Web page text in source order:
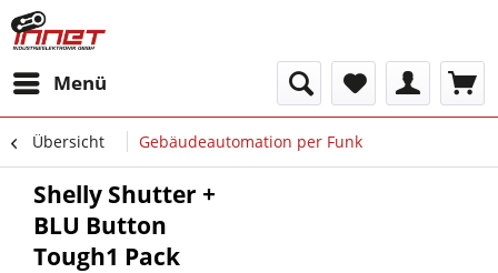
Menü
Übersicht Gebäudeautomation per Funk
Shelly Shutter +
BLU Button
Tough1 Pack